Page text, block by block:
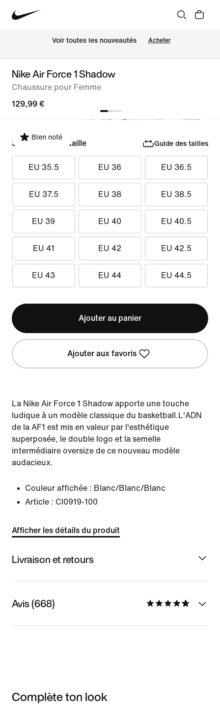
Voir toutes les nouveautés Acheter
Nike Air Force 1 Shadow
Chaussure pour Femme
129,99 €
Bien noté
Sélectionner la taille Guide des tailles
EU 35.5 EU 36 EU 36.5
EU 37.5 EU 38 EU 38.5
EU 39 EU 40 EU 40.5
EU 41 EU 42 EU 42.5
EU 43 EU 44 EU 44.5
Ajouter au panier
Ajouter aux favoris
La Nike Air Force 1 Shadow apporte une touche
ludique à un modèle classique du basketball.L'ADN
de la AF1 est mis en valeur par l'esthétique
superposée, le double logo et la semelle
intermédiaire oversize de ce nouveau modèle
audacieux.
Couleur affichée : Blanc/Blanc/Blanc
Article : CI0919-100
Afficher les détails du produit
Livraison et retours
Avis (668)
Complète ton look